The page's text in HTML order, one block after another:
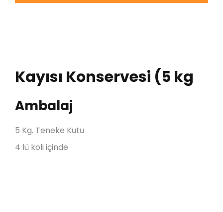
Kayısı Konservesi (5 kg
Ambalaj
5 Kg. Teneke Kutu
4 lü koli içinde